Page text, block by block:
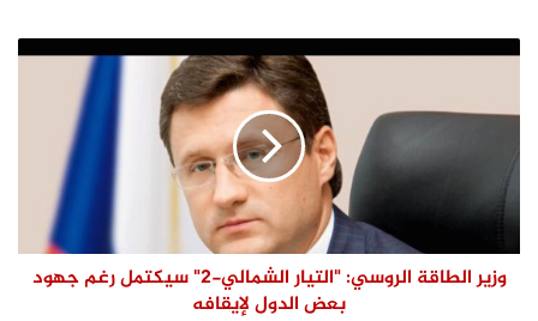
وزير الطاقة الروسي: "التيار الشمالي-2" سيكتمل رغم جهود
بعض الدول لإيقافه